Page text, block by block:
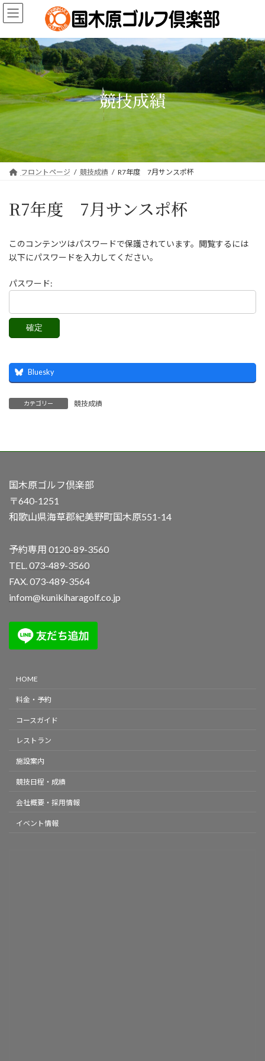
コ
ン
ン
ツ
へ
キ
ッ
プ
ナ
ビ
ー
シ
ョ
に
移
動
競技成績
フロントページ 競技成績 R7年度 7月サンスポ杯
R7年度 7月サンスポ杯
このコンテンツはパスワードで保護されています。閲覧するには
以下にパスワードを入力してください。
パスワード:
Bluesky
カテゴリー 競技成績
国木原ゴルフ倶楽部
〒640-1251
和歌山県海草郡紀美野町国木原551-14
予約専用 0120-89-3560
TEL.073-489-3560
FAX. 073-489-3564
infom@kunikiharagolf.co.jp
HOME
料金・予約
コースガイド
レストラン
施設案内
競技日程・成績
会社概要・採用情報
イベント情報